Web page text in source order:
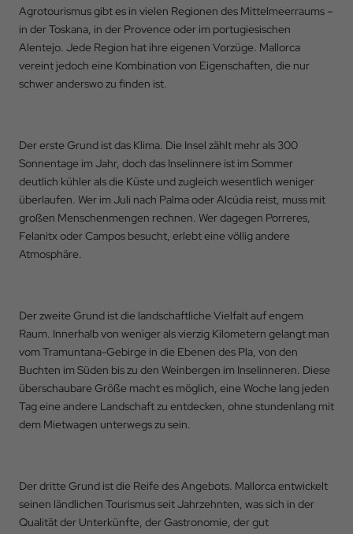
Agrotourismus gibt es in vielen Regionen des Mittelmeerraums –
in der Toskana, in der Provence oder im portugiesischen
Alentejo. Jede Region hat ihre eigenen Vorzüge. Mallorca
vereint jedoch eine Kombination von Eigenschaften, die nur
schwer anderswo zu finden ist.
Der erste Grund ist das Klima. Die Insel zählt mehr als 300
Sonnentage im Jahr, doch das Inselinnere ist im Sommer
deutlich kühler als die Küste und zugleich wesentlich weniger
überlaufen. Wer im Juli nach Palma oder Alcúdia reist, muss mit
großen Menschenmengen rechnen. Wer dagegen Porreres,
Felanitx oder Campos besucht, erlebt eine völlig andere
Atmosphäre.
Der zweite Grund ist die landschaftliche Vielfalt auf engem
Raum. Innerhalb von weniger als vierzig Kilometern gelangt man
vom Tramuntana-Gebirge in die Ebenen des Pla, von den
Buchten im Süden bis zu den Weinbergen im Inselinneren. Diese
überschaubare Größe macht es möglich, eine Woche lang jeden
Tag eine andere Landschaft zu entdecken, ohne stundenlang mit
dem Mietwagen unterwegs zu sein.
Der dritte Grund ist die Reife des Angebots. Mallorca entwickelt
seinen ländlichen Tourismus seit Jahrzehnten, was sich in der
Qualität der Unterkünfte, der Gastronomie, der gut